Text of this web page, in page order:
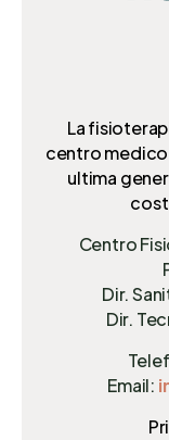
La
centro
ultima
Centro
Dir.
Dir.
Email: